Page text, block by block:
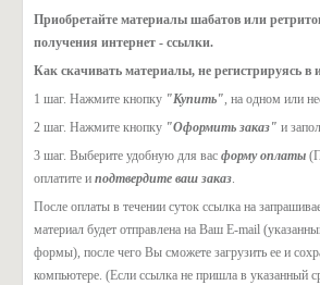
Приобретайте материалы шабатов или
получения интернет - ссылки.
Как скачивать материалы, не регистрируясь в
1 шаг. Нажмите кнопку "Купить", на одном или
2 шаг. Нажмите кнопку "Оформить заказ" и
3 шаг. Выберите удобную для вас форму оплаты
оплатите и подтвердите ваш заказ.
После оплаты в течении суток ссылка на
материал будет отправлена на Ваш E-mail
формы), после чего Вы сможете загрузить ее и
компьютере. (Если ссылка не пришла в указанный